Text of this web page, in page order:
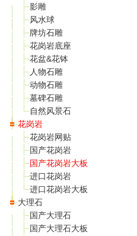
影雕
风水球
牌坊石雕
花岗岩底座
花盆&花钵
人物石雕
动物石雕
墓碑石雕
自然风景石
花岗岩
花岗岩网贴
国产花岗岩
国产花岗岩大板
进口花岗岩
进口花岗岩大板
大理石
国产大理石
国产大理石大板